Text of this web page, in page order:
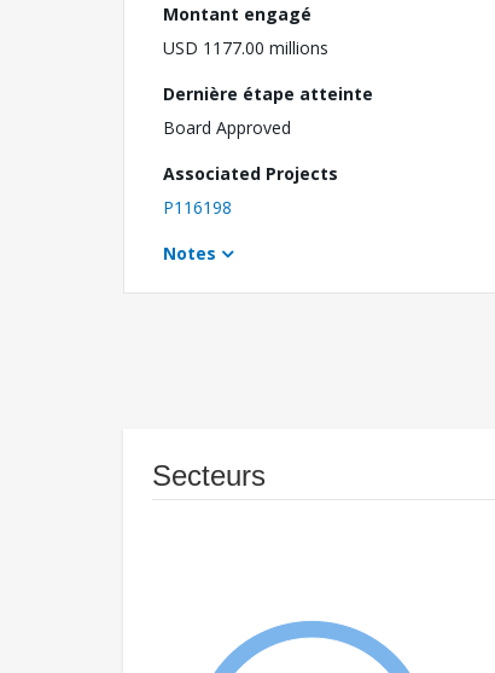
Montant engagé
USD 1177.00 millions
Dernière étape atteinte
Board Approved
Associated Projects
P116198
Notes
Secteurs